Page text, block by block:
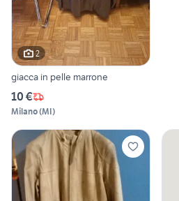
2
giacca in pelle marrone
10 €
Milano(MI)